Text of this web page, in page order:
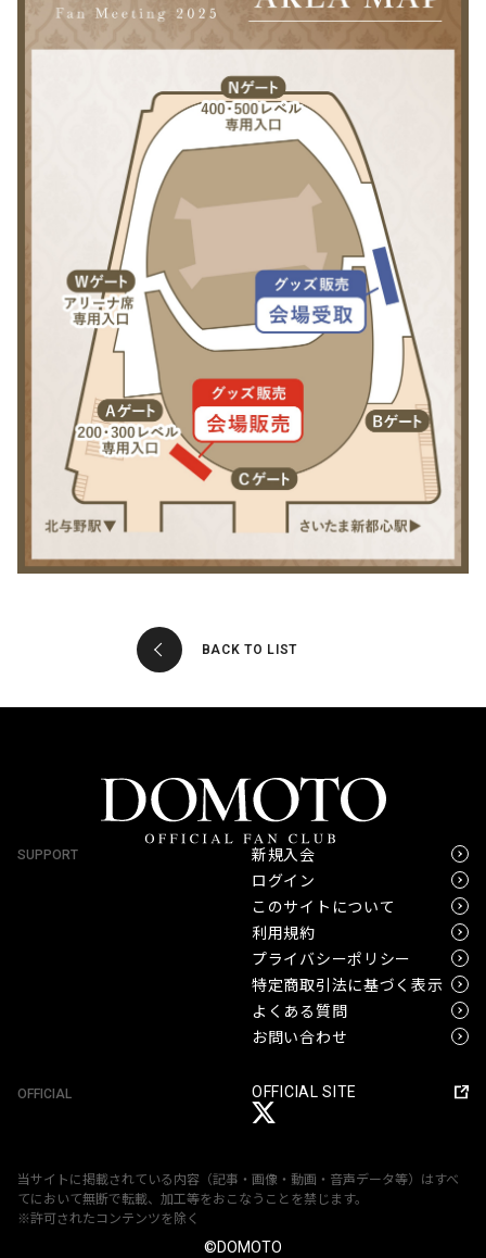
BACK TO LIST
SUPPORT
新規入会
ログイン
このサイトについて
利用規約
プライバシーポリシー
特定商取引法に基づく表示
よくある質問
お問い合わせ
OFFICIAL OFFICIAL SITE
当サイトに掲載されている内容（記事・画像・動画・音声データ等）はすべ
てにおいて無断で転載、加工等をおこなうことを禁じます。
※許可されたコンテンツを除く
©DOMOTO